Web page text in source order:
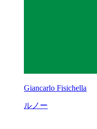
Giancarlo Fisichella
ルノー